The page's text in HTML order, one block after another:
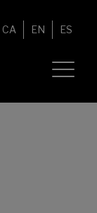
CA EN ES